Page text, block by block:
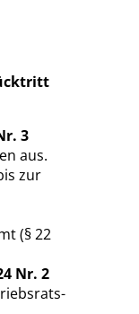
3
aus.
zur
(§ 22
Nr. 2